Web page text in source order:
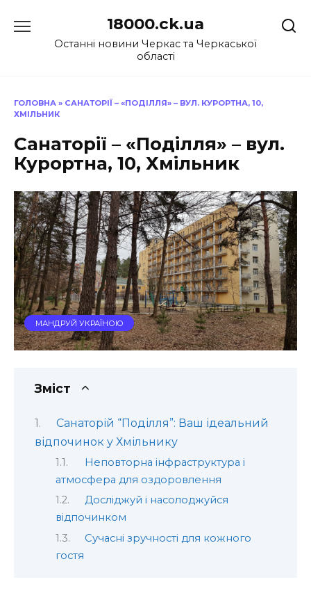
до
18000.ck.ua
Останні новини Черкас та Черкаської
області
ГОЛОВНА » САНАТОРІЇ – «ПОДІЛЛЯ» – ВУЛ. КУРОРТНА, 10,
ХМІЛЬНИК
Санаторії – «Поділля» – вул.
Курортна, 10, Хмільник
МАНДРУЙ УКРАЇНОЮ
Зміст
Санаторій “Поділля”: Ваш ідеальний
відпочинок у Хмільнику
Неповторна інфраструктура і
атмосфера для оздоровлення
Досліджуй і насолоджуйся
відпочинком
Сучасні зручності для кожного
гостя